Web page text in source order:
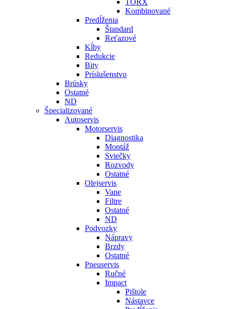
TORX
Kombinované
Predĺženia
Štandard
Reťazové
Kĺby
Redukcie
Bity
Príslušenstvo
Brúsky
Ostatné
ND
Špecializované
Autoservis
Motorservis
Diagnostika
Montáž
Sviečky
Rozvody
Ostatné
Olejservis
Vane
Filtre
Ostatné
ND
Podvozky
Nápravy
Brzdy
Ostatné
Pneuservis
Ručné
Impact
Pištole
Nástavce